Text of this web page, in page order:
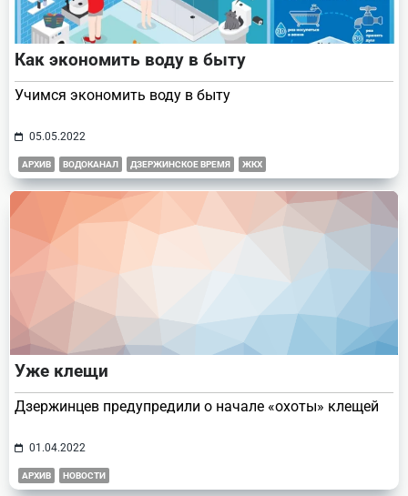
Как экономить воду в быту
Учимся экономить воду в быту
05.05.2022
АРХИВ ВОДОКАНАЛ ДЗЕРЖИНСКОЕ ВРЕМЯ ЖКХ
Уже клещи
Дзержинцев предупредили о начале «охоты» клещей
01.04.2022
АРХИВ НОВОСТИ